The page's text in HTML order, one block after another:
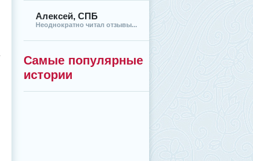
Алексей, СПБ
Неоднократно читал отзывы...
Самые популярные
истории